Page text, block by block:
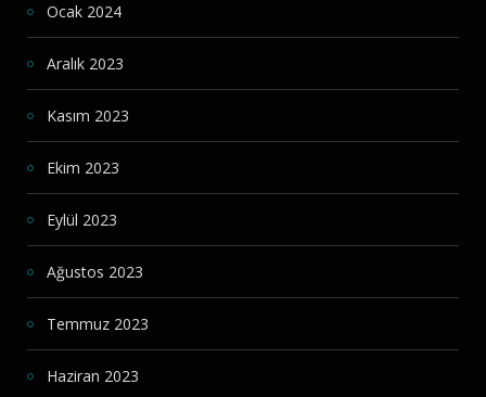
Ocak 2024
Aralık 2023
Kasım 2023
Ekim 2023
Eylül 2023
Ağustos 2023
Temmuz 2023
Haziran 2023